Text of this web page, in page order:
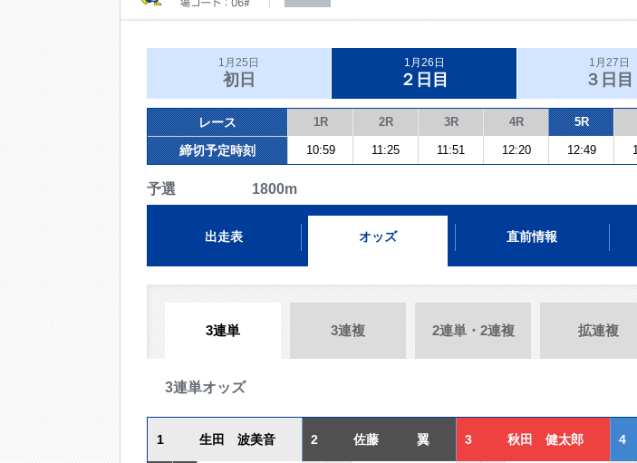
1月25日
初日
1月26日
２日目
1月27日
３日目
レース 1R 2R 3R 4R 5R
締切予定時刻 10:59 11:25 11:51 12:20 12:49
予選 1800m
出走表 オッズ 直前情報
3連単 3連複 2連単・2連複 拡連複
3連単オッズ
1 生田 波美音 2 佐藤 翼 3 秋田 健太郎 4